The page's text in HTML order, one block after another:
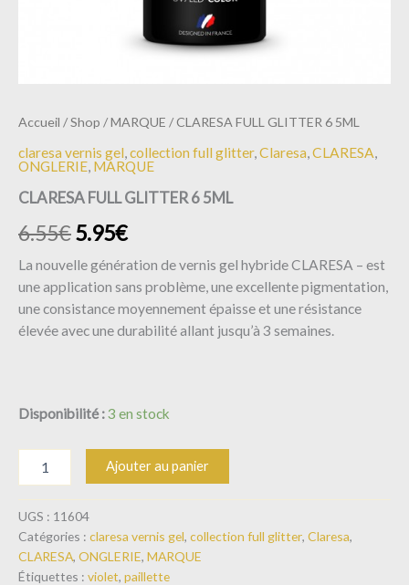
Accueil /Shop /MARQUE / CLARESA FULL GLITTER 6 5ML
claresa vernis gel collection full glitter, Claresa CLARESA
ONGLERIE MARQUE
CLARESA FULL GLITTER 6 5ML
6.55€5.95€
La nouvelle génération de vernis gel hybride CLARESA – est
une application sans problème, une excellente pigmentation,
une consistance moyennement épaisse et une résistance
élevée avec une durabilité allant jusqu’à 3 semaines.
Disponibilité :3 en stock
Ajouter au panier
UGS : 11604
Catégories : claresa vernis gel, collection full glitter, Claresa,
CLARESA, ONGLERIE, MARQUE
Étiquettes : violet, paillette